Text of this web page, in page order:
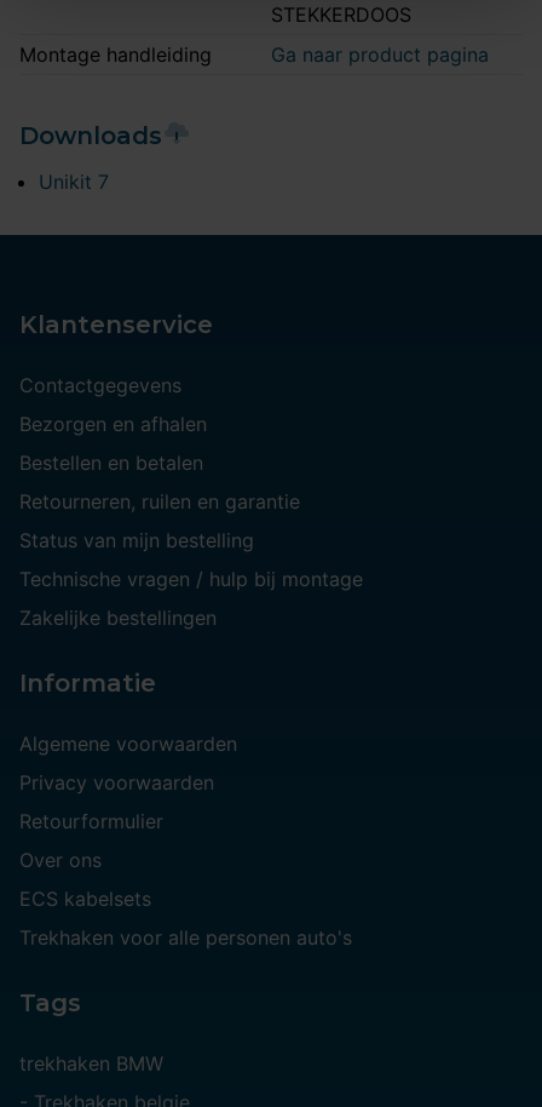
STEKKERDOOS
Montage handleiding
Ga naar product pagina
Downloads
Unikit 7
Klantenservice
Contactgegevens
Bezorgen en afhalen
Bestellen en betalen
Retourneren, ruilen en garantie
Status van mijn bestelling
Technische vragen / hulp bij montage
Zakelijke bestellingen
Informatie
Algemene voorwaarden
Privacy voorwaarden
Retourformulier
Over ons
ECS kabelsets
Trekhaken voor alle personen auto's
Tags
trekhaken BMW